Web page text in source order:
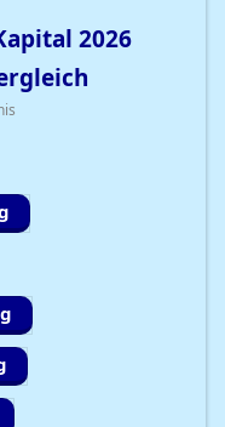
2026